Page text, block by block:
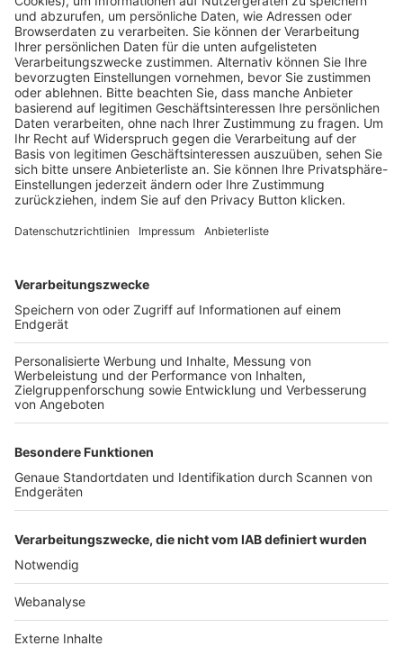
Pässe und Vereinswechsel
Trainerausbildung
Schulungsangebot Vereinsmitarbeiter
BFV-Geschäftsstellen
Trainerbörse
Login SpielPlus
FOLGE DEM BFV
TOP-VEREINE
TOP-PARTNER
Nutzungsbedingungen Datenschutz Impressum